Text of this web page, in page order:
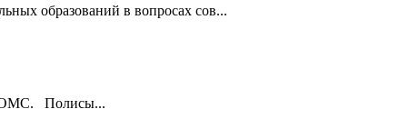
образований в вопросах сов...
ОМС. Полисы...